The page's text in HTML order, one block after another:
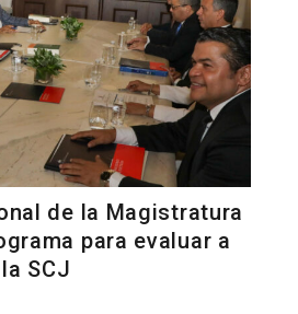
de la Magistratura
para evaluar a
SCJ